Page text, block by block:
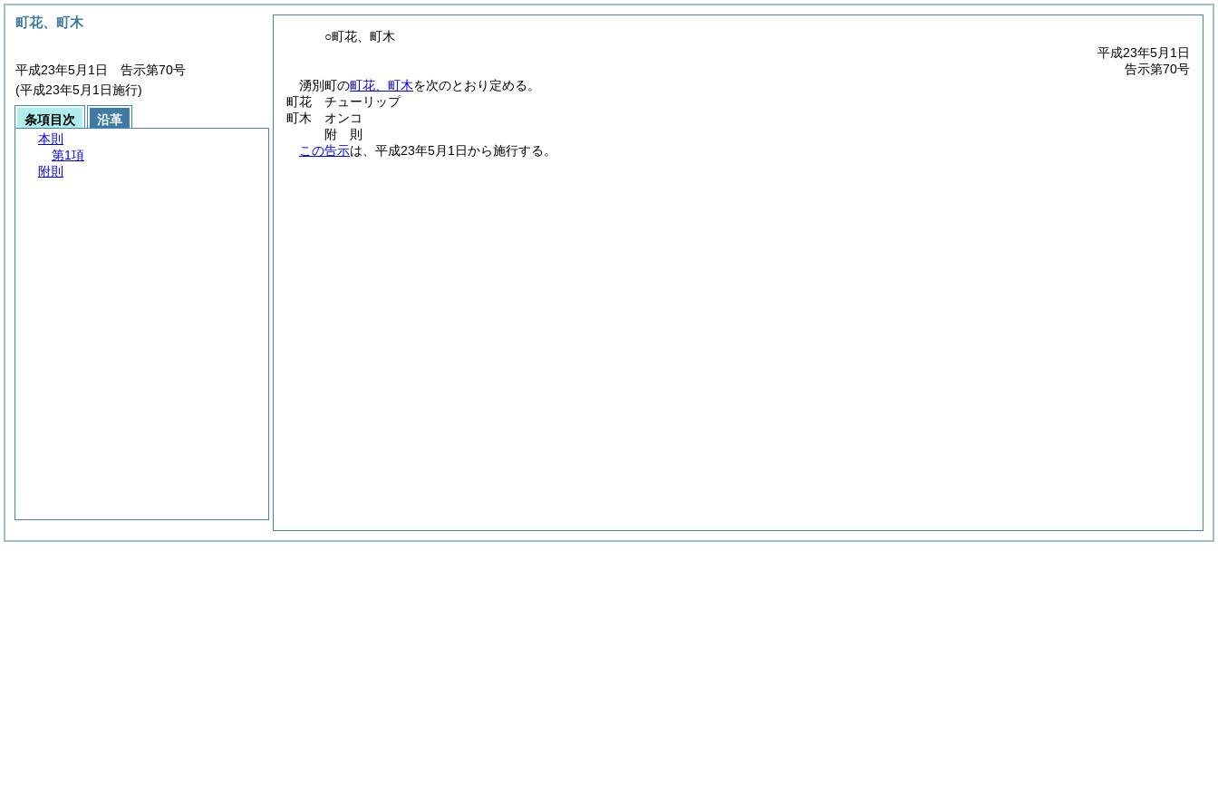
○町花、町木
平成23年5月1日
告示第70号
湧別町の町花、町木を次のとおり定める。
町花 チューリップ
町木 オンコ
附 則
この告示は、平成23年5月1日から施行する。
町花、町木
平成23年5月1日 告示第70号
(平成23年5月1日施行)
条項目次
沿革
本則
第1項
附則